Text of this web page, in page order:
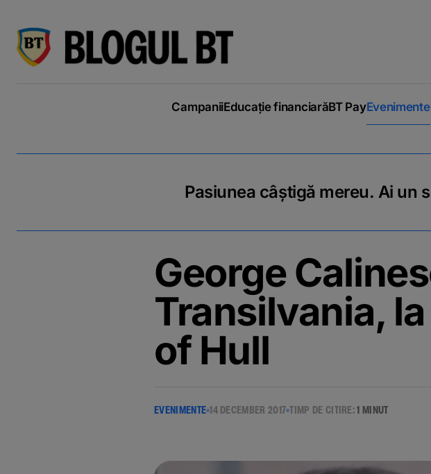
CampaniiEducație financiarăBT PayEvenimente
Pasiunea câștigă mereu. Ai un
George
Transilvania,
of Hull
EVENIMENTE 14 DECEMBER 2017 TIMP DE CITIRE:1 MINUT